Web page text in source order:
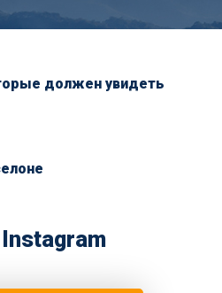
должен увидеть